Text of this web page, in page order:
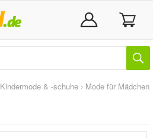
Kindermode & -schuhe › Mode für Mädchen